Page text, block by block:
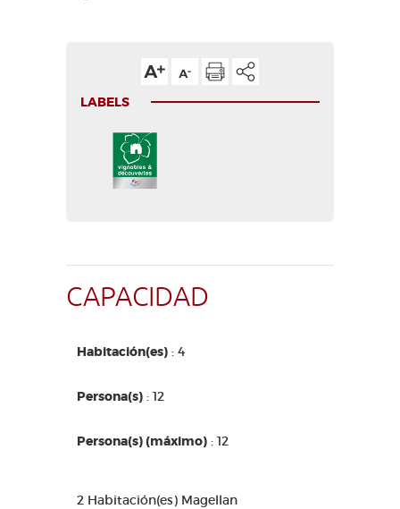
LABELS
CAPACIDAD
Habitación(es) : 4
Persona(s) : 12
Persona(s) (máximo) : 12
2 Habitación(es) Magellan